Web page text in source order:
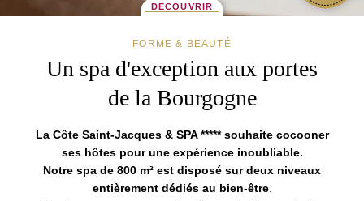
DÉCOUVRIR
FORME & BEAUTÉ
Un spa d'exception aux portes
de la Bourgogne
La Côte Saint-Jacques & SPA ***** souhaite cocooner
ses hôtes pour une expérience inoubliable.
Notre spa de 800 m² est disposé sur deux niveaux
entièrement dédiés au bien-être.